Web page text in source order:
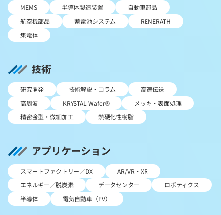
MEMS 半導体製造装置
自動車部品
航空機部品
蓄電池システム
RENERATH
集電体
技術
研究開発 技術解説・コラム
高速伝送
高周波
KRYSTAL Wafer®
メッキ・表面処理
精密金型・微細加工
熱硬化性樹脂
アプリケーション
スマートファクトリー／DX
AR/VR・XR
エネルギー／脱炭素
データセンター
ロボティクス
半導体
電気自動車（EV）